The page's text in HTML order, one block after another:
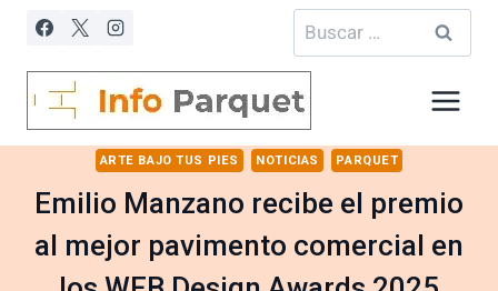
Saltar
contenido
Buscar:
ARTE BAJO TUS PIES NOTICIAS PARQUET
Emilio Manzano recibe el premio
al mejor pavimento comercial en